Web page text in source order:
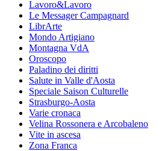
Lavoro&Lavoro
Le Messager Campagnard
LibrArte
Mondo Artigiano
Montagna VdA
Oroscopo
Paladino dei diritti
Salute in Valle d'Aosta
Speciale Saison Culturelle
Strasburgo-Aosta
Varie cronaca
Velina Rossonera e Arcobaleno
Vite in ascesa
Zona Franca